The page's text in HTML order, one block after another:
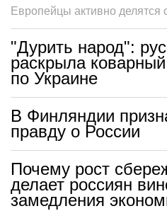
Европейцы активно
"Дурить народ":
раскрыла
по Украине
В Финляндии
правду о России
Почему рост
делает россиян
замедления